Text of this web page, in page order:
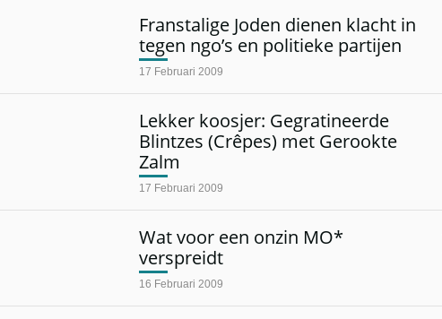
Franstalige Joden dienen klacht in
tegen ngo’s en politieke partijen
17 Februari 2009
Lekker koosjer: Gegratineerde
Blintzes (Crêpes) met Gerookte
Zalm
17 Februari 2009
Wat voor een onzin MO*
verspreidt
16 Februari 2009